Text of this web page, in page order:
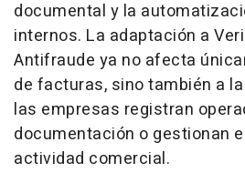
documental y la
internos. La adaptación a
Antifraude ya no afecta
de facturas, sino también a
las empresas registran
documentación o gestionan
actividad comercial.